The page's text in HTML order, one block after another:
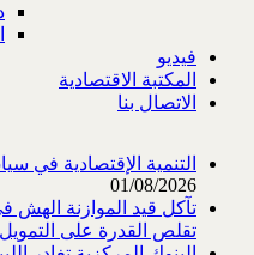
فيديو
المكتبة الاقتصادية
الاتصال بنا
التنمية الإقتصادية في
01/08/2026
تآكل قيد الموازنة الهش
تقلص القدرة على التمويل‎ (...